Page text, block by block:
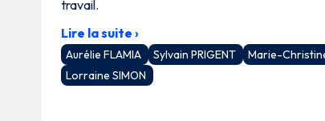
travail.
Lire la suite ›
Aurélie FLAMIA Sylvain PRIGENT Marie-Christine
Lorraine SIMON